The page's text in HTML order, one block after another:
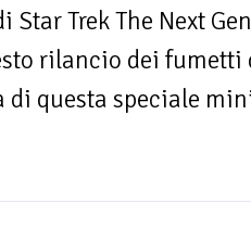
Star Trek The Next
rilancio dei fumetti
di questa speciale